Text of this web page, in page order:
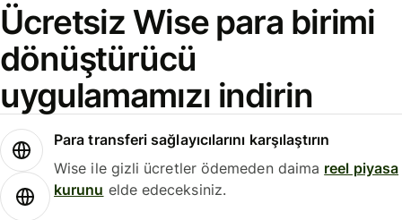
Ücretsiz Wise para birimi
dönüştürücü
uygulamamızı indirin
Para transferi sağlayıcılarını karşılaştırın
Wise ile gizli ücretler ödemeden daima reel piyasa
kurunu elde edeceksiniz.